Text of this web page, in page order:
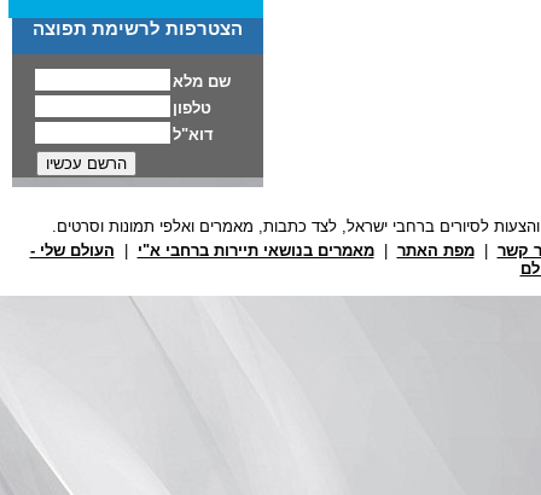
הצטרפות לרשימת תפוצה
קשר |מפת האתר |מאמרים בנושאי תיירות ברחבי א"י
העולם שלי -